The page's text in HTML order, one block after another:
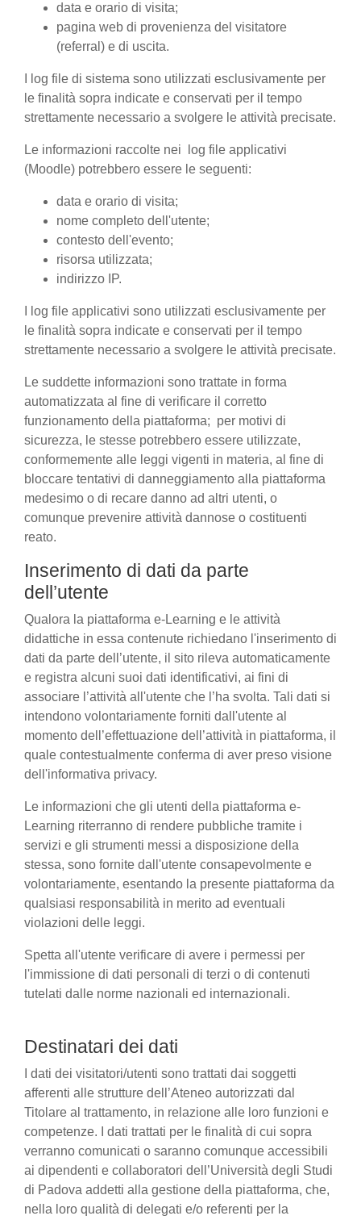
data e orario di visita;
pagina web di provenienza del visitatore
(referral) e di uscita.
I log file di sistema sono utilizzati esclusivamente per
le finalità sopra indicate e conservati per il tempo
strettamente necessario a svolgere le attività precisate.
Le informazioni raccolte nei log file applicativi
(Moodle) potrebbero essere le seguenti:
data e orario di visita;
nome completo dell'utente;
contesto dell'evento;
risorsa utilizzata;
indirizzo IP.
I log file applicativi sono utilizzati esclusivamente per
le finalità sopra indicate e conservati per il tempo
strettamente necessario a svolgere le attività precisate.
Le suddette informazioni sono trattate in forma
automatizzata al fine di verificare il corretto
funzionamento della piattaforma; per motivi di
sicurezza, le stesse potrebbero essere utilizzate,
conformemente alle leggi vigenti in materia, al fine di
bloccare tentativi di danneggiamento alla piattaforma
medesimo o di recare danno ad altri utenti, o
comunque prevenire attività dannose o costituenti
reato.
Inserimento di dati da parte
dell’utente
Qualora la piattaforma e-Learning e le attività
didattiche in essa contenute richiedano l'inserimento di
dati da parte dell’utente, il sito rileva automaticamente
e registra alcuni suoi dati identificativi, ai fini di
associare l’attività all'utente che l’ha svolta. Tali dati si
intendono volontariamente forniti dall'utente al
momento dell’effettuazione dell’attività in piattaforma, il
quale contestualmente conferma di aver preso visione
dell'informativa privacy.
Le informazioni che gli utenti della piattaforma e-
Learning riterranno di rendere pubbliche tramite i
servizi e gli strumenti messi a disposizione della
stessa, sono fornite dall'utente consapevolmente e
volontariamente, esentando la presente piattaforma da
qualsiasi responsabilità in merito ad eventuali
violazioni delle leggi.
Spetta all'utente verificare di avere i permessi per
l'immissione di dati personali di terzi o di contenuti
tutelati dalle norme nazionali ed internazionali.
Destinatari dei dati
I dati dei visitatori/utenti sono trattati dai soggetti
afferenti alle strutture dell’Ateneo autorizzati dal
Titolare al trattamento, in relazione alle loro funzioni e
competenze. I dati trattati per le finalità di cui sopra
verranno comunicati o saranno comunque accessibili
ai dipendenti e collaboratori dell’Università degli Studi
di Padova addetti alla gestione della piattaforma, che,
nella loro qualità di delegati e/o referenti per la